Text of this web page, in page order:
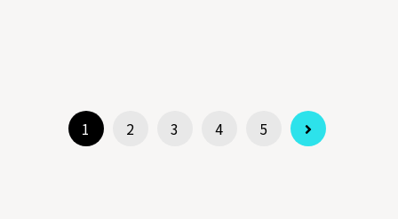
1 2 3 4 5